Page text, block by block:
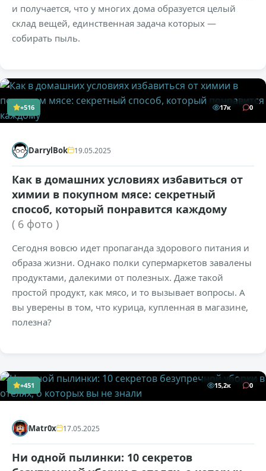
и получается, что у многих дома образуется целый
склад вещей, единственная задача которых —
собирать пыль.
+516 17к 0
DarrylBok 19.05.2025
Как в домашних условиях избавиться от
химии в покупном мясе: секретный
способ, который понравится каждому
( 6 фото )
Сегодня вовсю идет пропаганда здорового питания и
образа жизни. Однако полки супермаркетов завалены
продуктами, далекими от полезных. Даже такой
простой продукт, как мясо, и то вызывает вопросы. А
вы уверены в том, что курица, купленная в магазине,
полезна?
+451 15,2к 0
Matr0x 17.05.2025
Ни одной пылинки: 10 секретов